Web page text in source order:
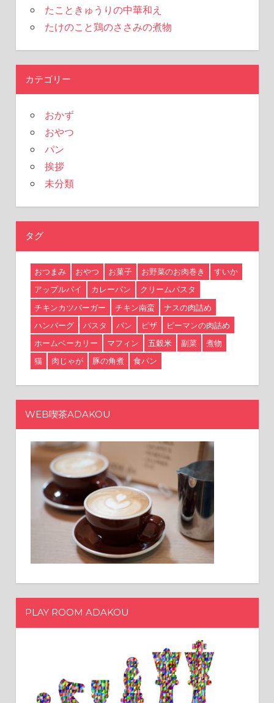
たこときゅうりの中華和え
たけのこと鶏のささみの煮物
カテゴリー
おかず
おやつ
パン
挨拶
未分類
タグ
おつまみ おやつ お菓子 お野菜のお肉巻き
すいか
アップルパイ
カレーパン
クリームパスタ
チキンカツバーガー
チキン南蛮
ナスの肉詰め
ハンバーグ
パスタ パン ピザ
ピーマンの肉詰め
ホームベーカリー
マフィン 五穀米 副菜
煮物
猫
肉じゃが 豚の角煮 食パン
WEB喫茶ADAKOU
PLAY ROOM ADAKOU